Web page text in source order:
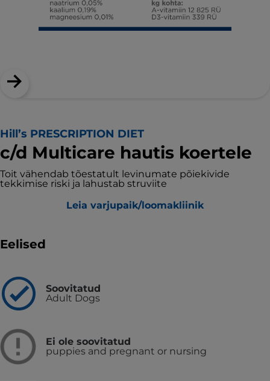
Hill’s PRESCRIPTION DIET
c/d Multicare hautis koertele
Toit vähendab tõestatult levinumate põiekivide
tekkimise riski ja lahustab struviite
Leia varjupaik/loomakliinik
Eelised
Soovitatud
Adult Dogs
Ei ole soovitatud
puppies and pregnant or nursing